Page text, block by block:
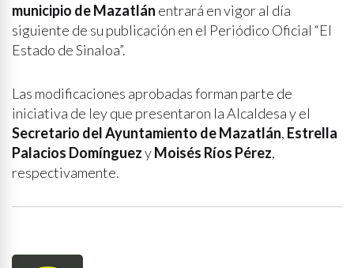
municipio de Mazatlán entrará en vigor al día
siguiente de su publicación en el Periódico Oficial “El
Estado de Sinaloa”.
Las modificaciones aprobadas forman parte de
iniciativa de ley que presentaron la Alcaldesa y el
Secretario del Ayuntamiento de Mazatlán, Estrella
Palacios DomínguezyMoisés Ríos Pérez,
respectivamente.